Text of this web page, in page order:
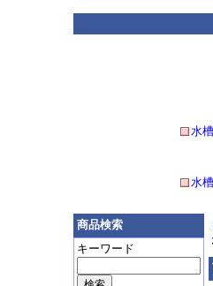
水
水
商品検索
キーワード